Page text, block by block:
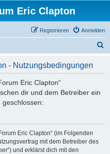
Eric Clapton
Anmelden
Registrieren
- Nutzungsbedingungen
Eric Clapton“
dir und dem Betreiber ein
Eric Clapton“ (im Folgenden
mit dem Betreiber des
und erklärst dich mit den